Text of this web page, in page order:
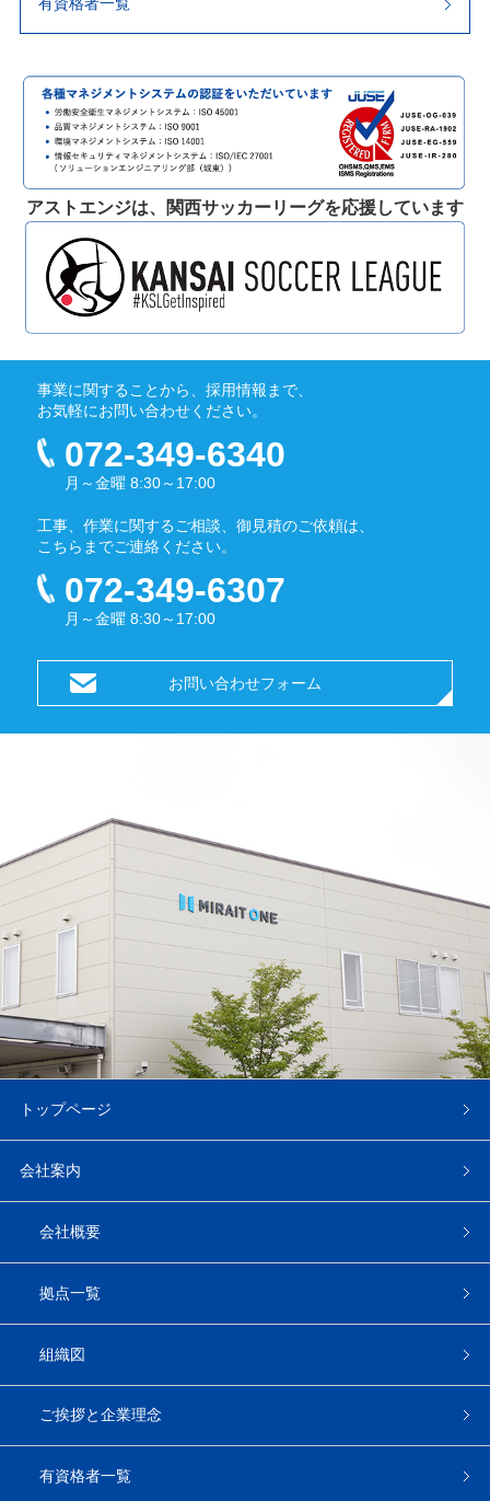
有資格者一覧
アストエンジは、関西サッカーリーグを応援しています
事業に関することから、採用情報まで、
お気軽にお問い合わせください。
072-349-6340
月～金曜 8:30～17:00
工事、作業に関するご相談、御見積のご依頼は、
こちらまでご連絡ください。
072-349-6307
月～金曜 8:30～17:00
お問い合わせフォーム
トップページ
会社案内
会社概要
拠点一覧
組織図
ご挨拶と企業理念
有資格者一覧